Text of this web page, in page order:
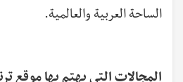
الساحة العربية والعالمية.